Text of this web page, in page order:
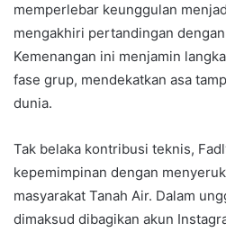
memperlebar keunggulan
mengakhiri pertandingan
Kemenangan ini menjamin
fase grup, mendekatkan asa
dunia.
Tak belaka kontribusi teknis,
kepemimpinan dengan
masyarakat Tanah Air. Dalam
dimaksud dibagikan akun